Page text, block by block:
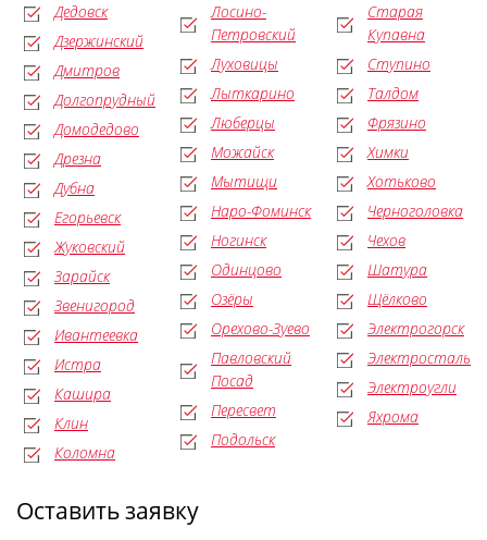
Дедовск
Дзержинский
Дмитров
Долгопрудный
Домодедово
Дрезна
Дубна
Егорьевск
Жуковский
Зарайск
Звенигород
Ивантеевка
Истра
Кашира
Клин
Коломна
Лосино-
Петровский
Луховицы
Лыткарино
Люберцы
Можайск
Мытищи
Наро-Фоминск
Ногинск
Одинцово
Озёры
Орехово-Зуево
Павловский
Посад
Пересвет
Подольск
Старая
Купавна
Ступино
Талдом
Фрязино
Химки
Хотьково
Черноголовка
Чехов
Шатура
Щёлково
Электрогорск
Электросталь
Электроугли
Яхрома
Оставить заявку